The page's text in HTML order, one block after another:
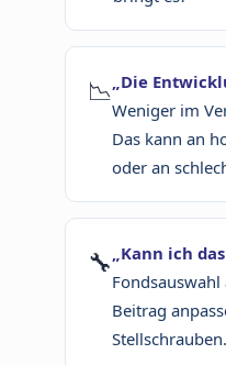
📉 „Die
Weniger im
Das kann an
oder an
🔧 „Kann ich
Beitrag
Stellschrauben.